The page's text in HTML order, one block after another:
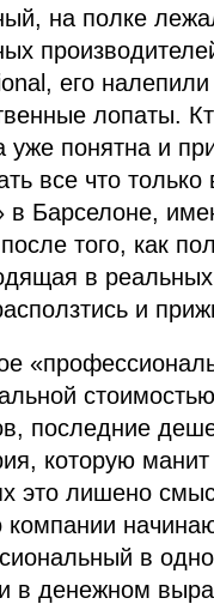
на полке
его
лопаты.
уже понятна и
все что
в Барселоне,
того, как
в
и
последние
которую
это лишено
в
в денежном